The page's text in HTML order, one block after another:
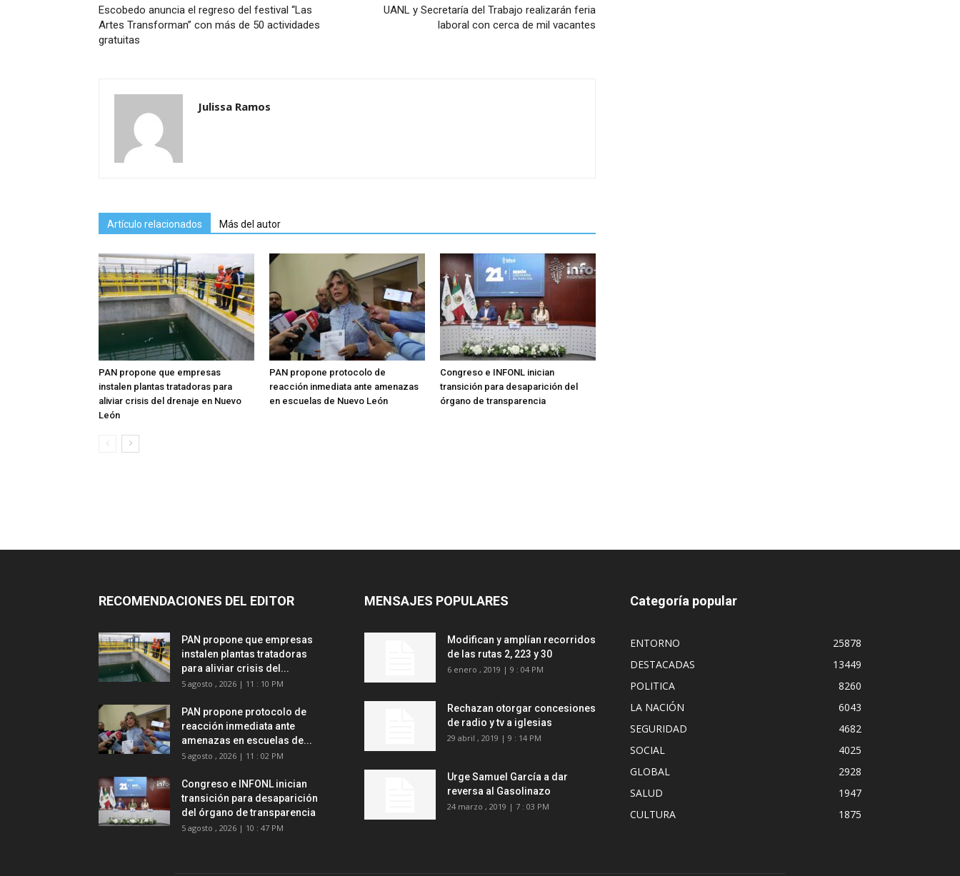
Escobedo anuncia el regreso del festival “Las
Artes Transforman” con más de 50 actividades
gratuitas
UANL y Secretaría del Trabajo realizarán feria
laboral con cerca de mil vacantes
Julissa Ramos
Artículo relacionados Más del autor
PAN propone que empresas
instalen plantas tratadoras para
aliviar crisis del drenaje en Nuevo
León
PAN propone protocolo de
reacción inmediata ante amenazas
en escuelas de Nuevo León
Congreso e INFONL inician
transición para desaparición del
órgano de transparencia
RECOMENDACIONES DEL EDITOR
PAN propone que empresas
instalen plantas tratadoras
para aliviar crisis del...
5 agosto , 2026 | 11 : 10 PM
PAN propone protocolo de
reacción inmediata ante
amenazas en escuelas de...
5 agosto , 2026 | 11 : 02 PM
Congreso e INFONL inician
transición para desaparición
del órgano de transparencia
5 agosto , 2026 | 10 : 47 PM
MENSAJES POPULARES
Modifican y amplían recorridos
de las rutas 2, 223 y 30
6 enero , 2019 | 9 : 04 PM
Rechazan otorgar concesiones
de radio y tv a iglesias
29 abril , 2019 | 9 : 14 PM
Urge Samuel García a dar
reversa al Gasolinazo
24 marzo , 2019 | 7 : 03 PM
Categoría popular
ENTORNO
25878
DESTACADAS
13449
POLITICA
8260
LA NACIÓN
6043
SEGURIDAD
4682
SOCIAL
4025
GLOBAL
2928
SALUD
1947
CULTURA
1875